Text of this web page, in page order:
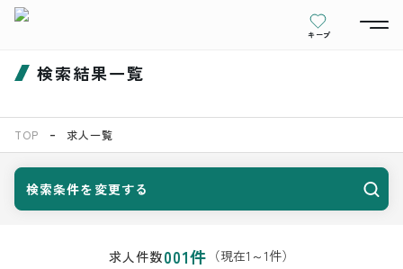
キープ
検索結果一覧
TOP 求人一覧
検索条件を変更する
求人件数001件 （現在1 ～1件）